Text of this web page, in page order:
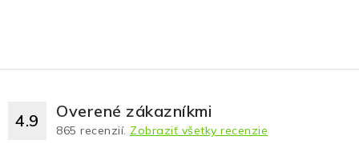
4.9 Overené zákazníkmi
865 recenzií. Zobraziť všetky recenzie